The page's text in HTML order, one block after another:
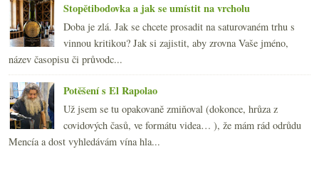
Stopětibodovka a jak se umístit na vrcholu
Doba je zlá. Jak se chcete prosadit na saturovaném trhu s
vinnou kritikou? Jak si zajistit, aby zrovna Vaše jméno,
název časopisu či průvodc...
Potěšení s El Rapolao
Už jsem se tu opakovaně zmiňoval (dokonce, hrůza z
covidových časů, ve formátu videa… ), že mám rád odrůdu
Mencía a dost vyhledávám vína hla...